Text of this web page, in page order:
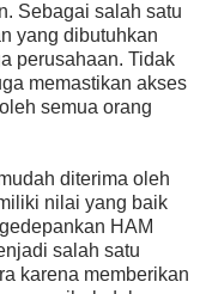
Sebagai salah satu
yang dibutuhkan
perusahaan. Tidak
memastikan akses
semua orang
diterima oleh
nilai yang baik
HAM
salah satu
karena memberikan